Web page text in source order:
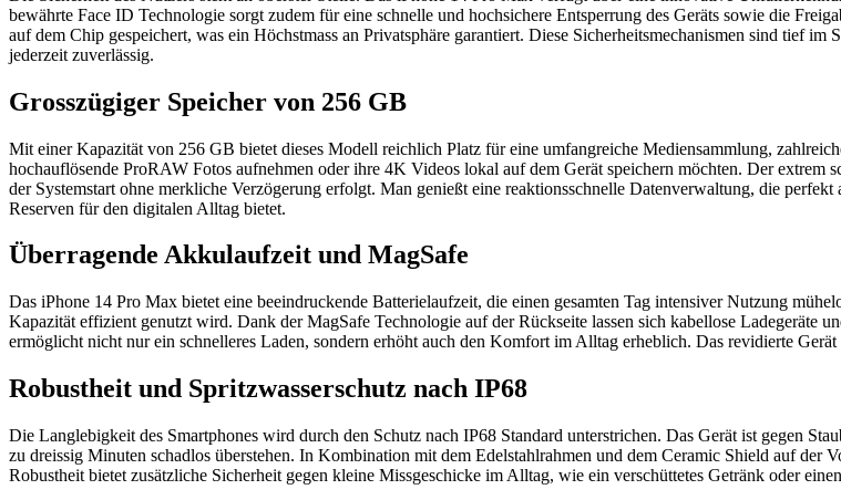
bewährte Face ID Technologie sorgt zudem für eine schnelle und hochsichere Entsperrung des Geräts sowie die
auf dem Chip gespeichert, was ein Höchstmass an Privatsphäre garantiert. Diese Sicherheitsmechanismen sind tief
jederzeit zuverlässig.
Grosszügiger Speicher von 256 GB
Mit einer Kapazität von 256 GB bietet dieses Modell reichlich Platz für eine umfangreiche Mediensammlung,
hochauflösende ProRAW Fotos aufnehmen oder ihre 4K Videos lokal auf dem Gerät speichern möchten. Der
der Systemstart ohne merkliche Verzögerung erfolgt. Man genießt eine reaktionsschnelle Datenverwaltung, die
Reserven für den digitalen Alltag bietet.
Überragende Akkulaufzeit und MagSafe
Das iPhone 14 Pro Max bietet eine beeindruckende Batterielaufzeit, die einen gesamten Tag intensiver Nutzung
Kapazität effizient genutzt wird. Dank der MagSafe Technologie auf der Rückseite lassen sich kabellose Ladegeräte
ermöglicht nicht nur ein schnelleres Laden, sondern erhöht auch den Komfort im Alltag erheblich. Das revidierte
Robustheit und Spritzwasserschutz nach IP68
Die Langlebigkeit des Smartphones wird durch den Schutz nach IP68 Standard unterstrichen. Das Gerät ist gegen
zu dreissig Minuten schadlos überstehen. In Kombination mit dem Edelstahlrahmen und dem Ceramic Shield auf der
Robustheit bietet zusätzliche Sicherheit gegen kleine Missgeschicke im Alltag, wie ein verschüttetes Getränk oder